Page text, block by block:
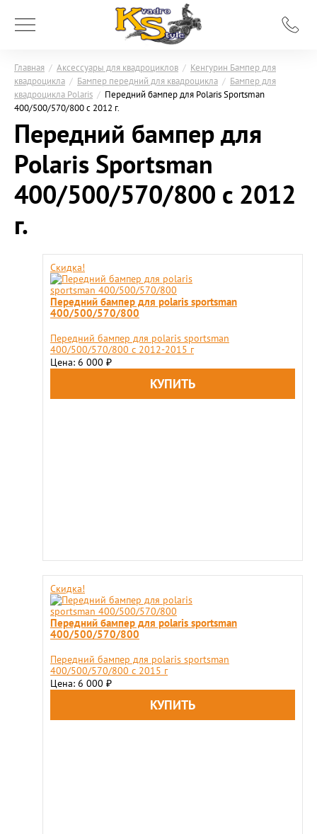
Главная / Аксессуары для квадроциклов / Кенгурин Бампер для
квадроцикла / Бампер передний для квадроцикла / Бампер для
квадроцикла Polaris / Передний бампер для Polaris Sportsman
400/500/570/800 c 2012 г.
Передний бампер для
Polaris Sportsman
400/500/570/800 c 2012
г.
Скидка!
Передний бампер для polaris sportsman
400/500/570/800
Передний бампер для polaris sportsman
400/500/570/800 c 2012-2015 г
Цена: 6 000 ₽
Скидка!
Передний бампер для polaris sportsman
400/500/570/800
Передний бампер для polaris sportsman
400/500/570/800 c 2015 г
Цена: 6 000 ₽